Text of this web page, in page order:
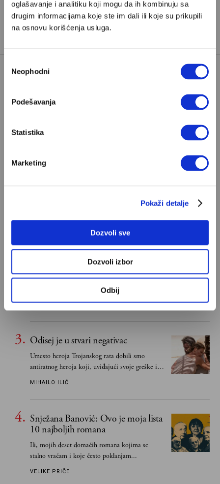
oglašavanje i analitiku koji mogu da ih kombinuju sa
drugim informacijama koje ste im dali ili koje su prikupili
na osnovu korišćenja usluga.
сагласности
Neophodni
Podešavanja
Statistika
Marketing
Pokaži detalje
Dozvoli sve
Dozvoli izbor
Odbij
TAGOVI:
PORODIČNI ODNOSI
RODITELJI
TEŠKI RODITELJI
POPULARNO
za mene je Bog sloboda. Mnogi mogu da vole, a
Ivan Lalić: Ovo je moja lista 10
najboljih romana
Od Dragoslava Mihailovića i Meše Selimovića,
do Mihaila Lalića i Slavenke Drakulić...
IVAN LALIĆ
Odisej je u stvari negativac
Umesto heroja Trojanskog rata dobili smo
antiratnog heroja koji, uviđajući svoje greške i
učeći na njima, shvata da postoje stvari koje su
MIHAILO ILIĆ
Snježana Banović: Ovo je moja lista
10 najboljih romana
Ili, mojih deset domaćih romana kojima se
stalno vraćam i koje često poklanjam...
VELIKE PRIČE